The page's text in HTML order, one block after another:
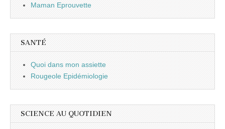
Maman Eprouvette
SANTÉ
Quoi dans mon assiette
Rougeole Epidémiologie
SCIENCE AU QUOTIDIEN